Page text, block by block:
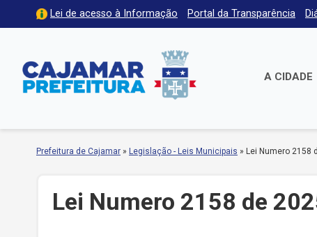
Lei de acesso à Informação Portal da Transparência
A CIDADE
Prefeitura de Cajamar » Legislação - Leis Municipais » Lei Numero 2158
Lei Numero 2158 de